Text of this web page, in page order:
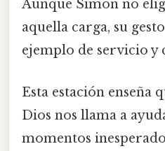
Aunque Simón no
aquella carga, su
ejemplo de servicio y
Esta estación enseña
Dios nos llama a
momentos